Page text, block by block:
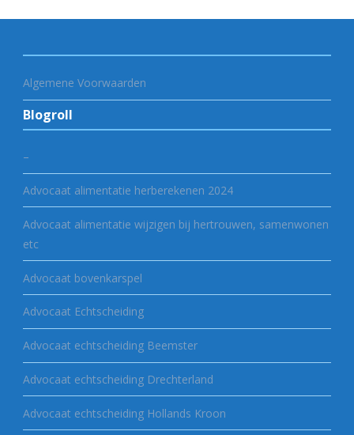
Algemene Voorwaarden
Blogroll
–
Advocaat alimentatie herberekenen 2024
Advocaat alimentatie wijzigen bij hertrouwen, samenwonen
etc
Advocaat bovenkarspel
Advocaat Echtscheiding
Advocaat echtscheiding Beemster
Advocaat echtscheiding Drechterland
Advocaat echtscheiding Hollands Kroon